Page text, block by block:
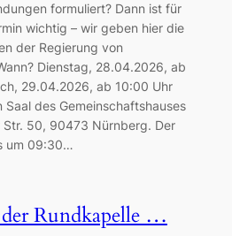
formuliert? Dann ist für
wichtig – wir geben hier die
der Regierung von
Dienstag, 28.04.2026, ab
29.04.2026, ab 10:00 Uhr
Saal des Gemeinschaftshauses
Str. 50, 90473 Nürnberg. Der
um 09:30…
Rundkapelle …